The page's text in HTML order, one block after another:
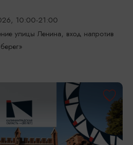
10:00-21:00
улицы Ленина, вход напротив